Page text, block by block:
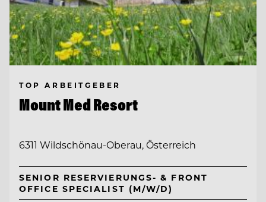
TOP ARBEITGEBER
Mount Med Resort
6311 Wildschönau-Oberau, Österreich
SENIOR RESERVIERUNGS- & FRONT
OFFICE SPECIALIST (M/W/D)